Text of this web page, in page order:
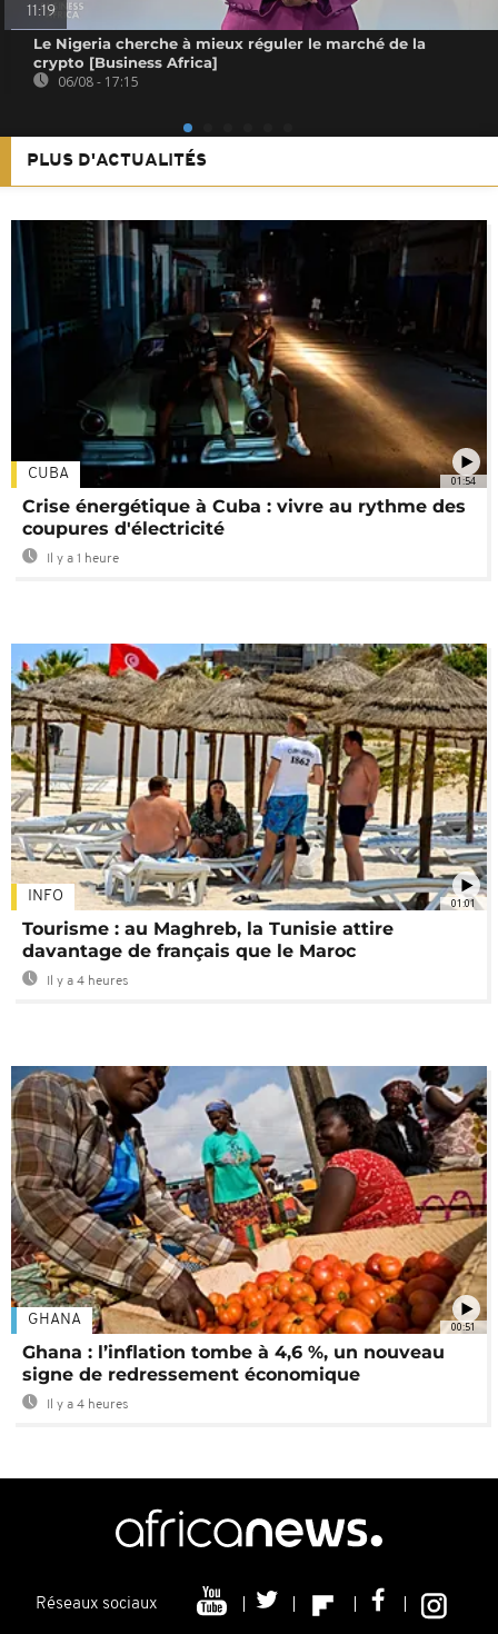
11:19
Le Nigeria cherche à mieux réguler le marché de la
crypto [Business Africa]
06/08 - 17:15
PLUS D'ACTUALITÉS
01:54
CUBA
Crise énergétique à Cuba : vivre au rythme des
coupures d'électricité
Il y a 1 heure
01:01
INFO
Tourisme : au Maghreb, la Tunisie attire
davantage de français que le Maroc
Il y a 4 heures
00:51
GHANA
Ghana : l’inflation tombe à 4,6 %, un nouveau
signe de redressement économique
Il y a 4 heures
Réseaux sociaux